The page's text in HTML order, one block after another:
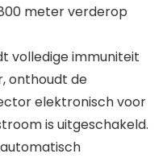
meter verderop
volledige immuniteit
onthoudt de
elektronisch voor
is uitgeschakeld.